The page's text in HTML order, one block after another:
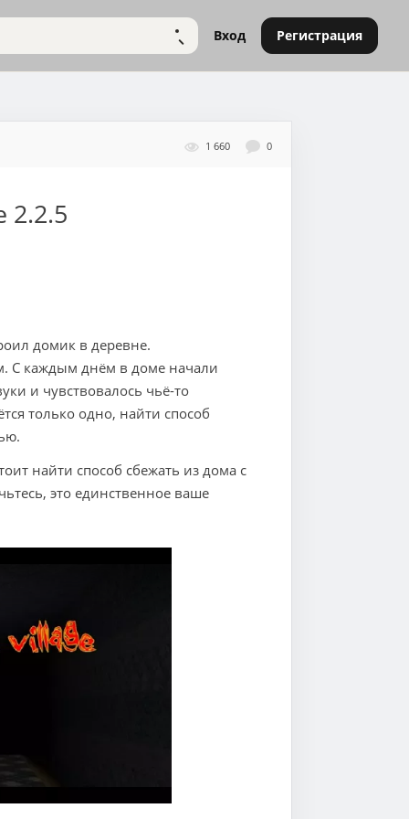
НАЙТИВход Регистрация
1 660 0
2.2.5
домик в деревне.
С каждым днём в доме начали
и чувствовалось чьё-то
только одно, найти способ
найти способ сбежать из дома с
это единственное ваше